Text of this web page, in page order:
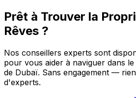
Prêt à Trouver la
Rêves ?
Nos conseillers experts sont
pour vous aider à naviguer dans
de Dubaï. Sans engagement —
d'experts.